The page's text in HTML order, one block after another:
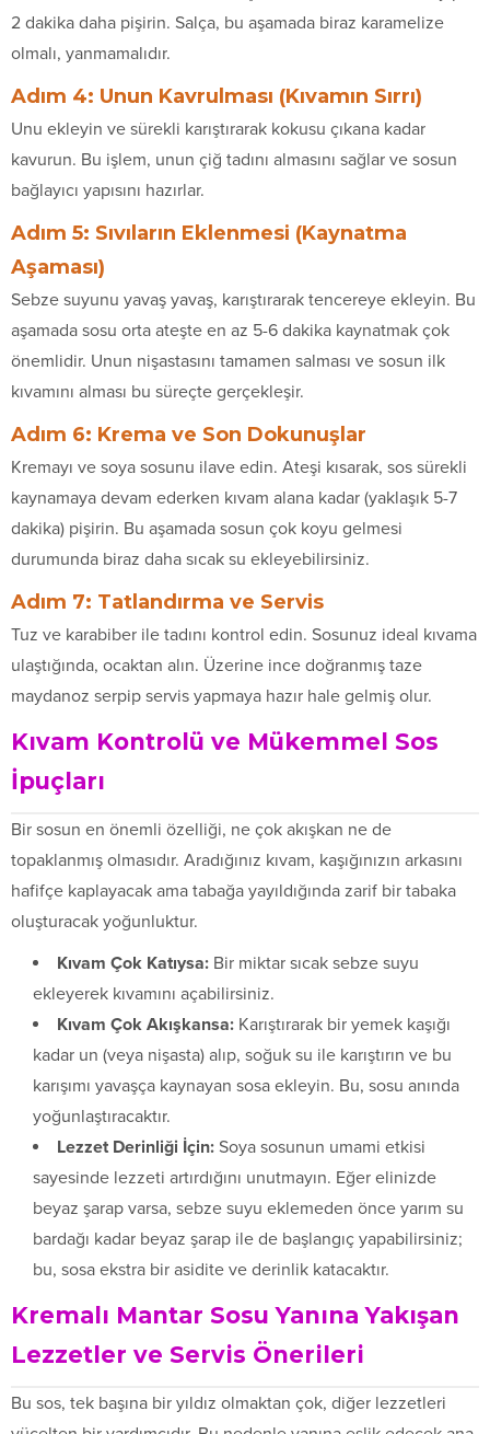
2 dakika daha pişirin. Salça, bu aşamada biraz karamelize
olmalı, yanmamalıdır.
Adım 4: Unun Kavrulması (Kıvamın Sırrı)
Unu ekleyin ve sürekli karıştırarak kokusu çıkana kadar
kavurun. Bu işlem, unun çiğ tadını almasını sağlar ve sosun
bağlayıcı yapısını hazırlar.
Adım 5: Sıvıların Eklenmesi (Kaynatma
Aşaması)
Sebze suyunu yavaş yavaş, karıştırarak tencereye ekleyin. Bu
aşamada sosu orta ateşte en az 5-6 dakika kaynatmak çok
önemlidir. Unun nişastasını tamamen salması ve sosun ilk
kıvamını alması bu süreçte gerçekleşir.
Adım 6: Krema ve Son Dokunuşlar
Kremayı ve soya sosunu ilave edin. Ateşi kısarak, sos sürekli
kaynamaya devam ederken kıvam alana kadar (yaklaşık 5-7
dakika) pişirin. Bu aşamada sosun çok koyu gelmesi
durumunda biraz daha sıcak su ekleyebilirsiniz.
Adım 7: Tatlandırma ve Servis
Tuz ve karabiber ile tadını kontrol edin. Sosunuz ideal kıvama
ulaştığında, ocaktan alın. Üzerine ince doğranmış taze
maydanoz serpip servis yapmaya hazır hale gelmiş olur.
Kıvam Kontrolü ve Mükemmel Sos
İpuçları
Bir sosun en önemli özelliği, ne çok akışkan ne de
topaklanmış olmasıdır. Aradığınız kıvam, kaşığınızın arkasını
hafifçe kaplayacak ama tabağa yayıldığında zarif bir tabaka
oluşturacak yoğunluktur.
Kıvam Çok Katıysa: Bir miktar sıcak sebze suyu
ekleyerek kıvamını açabilirsiniz.
Kıvam Çok Akışkansa: Karıştırarak bir yemek kaşığı
kadar un (veya nişasta) alıp, soğuk su ile karıştırın ve bu
karışımı yavaşça kaynayan sosa ekleyin. Bu, sosu anında
yoğunlaştıracaktır.
Lezzet Derinliği İçin: Soya sosunun umami etkisi
sayesinde lezzeti artırdığını unutmayın. Eğer elinizde
beyaz şarap varsa, sebze suyu eklemeden önce yarım su
bardağı kadar beyaz şarap ile de başlangıç yapabilirsiniz;
bu, sosa ekstra bir asidite ve derinlik katacaktır.
Kremalı Mantar Sosu Yanına Yakışan
Lezzetler ve Servis Önerileri
Bu sos, tek başına bir yıldız olmaktan çok, diğer lezzetleri